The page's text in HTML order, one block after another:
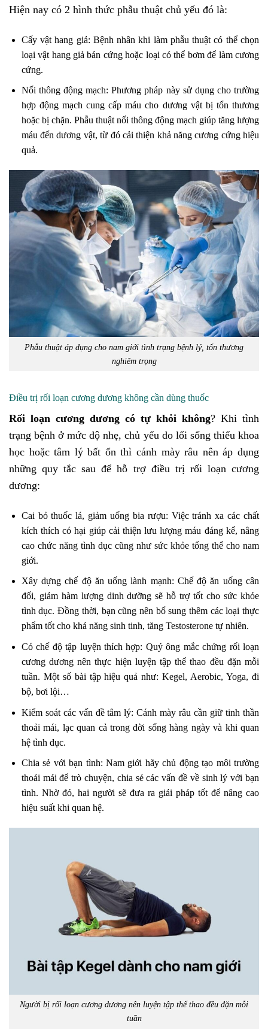
Hiện nay có 2 hình thức phẫu thuật chủ yếu đó là:
Cấy vật hang giả: Bệnh nhân khi làm phẫu thuật có thể chọn
loại vật hang giả bán cứng hoặc loại có thể bơm để làm cương
cứng.
Nối thông động mạch: Phương pháp này sử dụng cho trường
hợp động mạch cung cấp máu cho dương vật bị tổn thương
hoặc bị chặn. Phẫu thuật nối thông động mạch giúp tăng lượng
máu đến dương vật, từ đó cải thiện khả năng cương cứng hiệu
quả.
Phẫu thuật áp dụng cho nam giới tình trạng bệnh lý, tổn thương
nghiêm trọng
Điều trị rối loạn cương dương không cần dùng thuốc
Rối loạn cương dương có tự khỏi không? Khi tình
trạng bệnh ở mức độ nhẹ, chủ yếu do lối sống thiếu khoa
học hoặc tâm lý bất ổn thì cánh mày râu nên áp dụng
những quy tắc sau để hỗ trợ điều trị rối loạn cương
dương:
Cai bỏ thuốc lá, giảm uống bia rượu: Việc tránh xa các chất
kích thích có hại giúp cải thiện lưu lượng máu đáng kể, nâng
cao chức năng tình dục cũng như sức khỏe tổng thể cho nam
giới.
Xây dựng chế độ ăn uống lành mạnh: Chế độ ăn uống cân
đối, giảm hàm lượng dinh dưỡng sẽ hỗ trợ tốt cho sức khỏe
tình dục. Đồng thời, bạn cũng nên bổ sung thêm các loại thực
phẩm tốt cho khả năng sinh tinh, tăng Testosterone tự nhiên.
Có chế độ tập luyện thích hợp: Quý ông mắc chứng rối loạn
cương dương nên thực hiện luyện tập thể thao đều đặn mỗi
tuần. Một số bài tập hiệu quả như: Kegel, Aerobic, Yoga, đi
bộ, bơi lội…
Kiểm soát các vấn đề tâm lý: Cánh mày râu cần giữ tinh thần
thoải mái, lạc quan cả trong đời sống hàng ngày và khi quan
hệ tình dục.
Chia sẻ với bạn tình: Nam giới hãy chủ động tạo môi trường
thoải mái để trò chuyện, chia sẻ các vấn đề về sinh lý với bạn
tình. Nhờ đó, hai người sẽ đưa ra giải pháp tốt để nâng cao
hiệu suất khi quan hệ.
Người bị rối loạn cương dương nên luyện tập thể thao đều đặn mỗi
tuần